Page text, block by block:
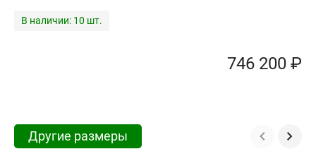
В наличии: 10 шт.
746 200 ₽
Другие размеры